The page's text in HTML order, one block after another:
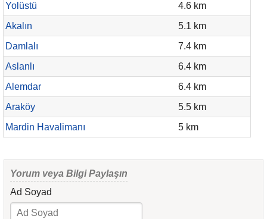
Yolüstü
4.6 km
Akalın
5.1 km
Damlalı
7.4 km
Aslanlı
6.4 km
Alemdar
6.4 km
Araköy
5.5 km
Mardin Havalimanı
5 km
Yorum veya Bilgi Paylaşın
Ad Soyad